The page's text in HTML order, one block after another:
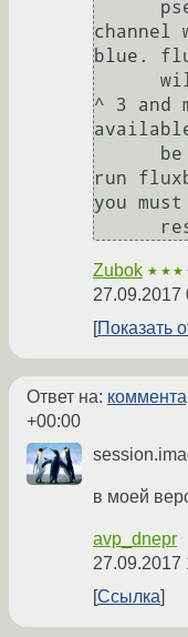
channel
blue.
^ 3 and
run
you
Zubok
27.09.2017
Показать
Ответ на:
+00:00
в моей
avp_dnepr
27.09.2017
Ссылка